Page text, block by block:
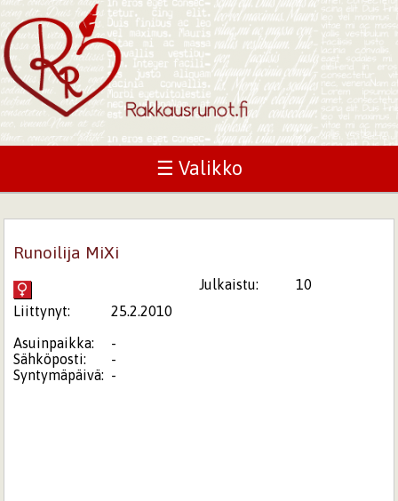
☰ Valikko
Runoilija MiXi
Julkaistu:
10
Liittynyt:
25.2.2010
Asuinpaikka:
-
Sähköposti:
-
Syntymäpäivä: -